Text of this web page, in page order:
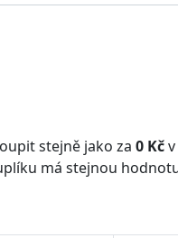
stejně jako za 0 Kč
má stejnou